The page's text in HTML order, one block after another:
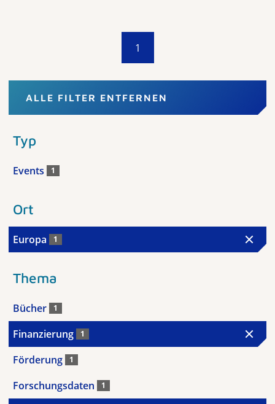
1
ALLE FILTER ENTFERNEN
Typ
Events 1
Ort
Europa 1
Thema
Bücher 1
Finanzierung 1
Förderung 1
Forschungsdaten 1